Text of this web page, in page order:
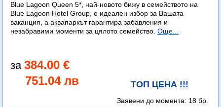
Blue Lagoon Queen 5*, най-новото бижу в семейството на
Blue Lagoon Hotel Group, е идеален избор за Вашата
ваканция, а аквапаркът гарантира забавления и
незабравими моменти за цялото семейство. Още...
384.00 €
751.04 лв
ТОП ЦЕНА !!!
Заявени до момента: 18 бр.